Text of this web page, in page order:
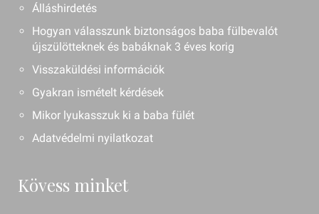
Álláshirdetés
Hogyan válasszunk biztonságos baba fülbevalót
újszülötteknek és babáknak 3 éves korig
Visszaküldési információk
Gyakran ismételt kérdések
Mikor lyukasszuk ki a baba fülét
Adatvédelmi nyilatkozat
Kövess minket